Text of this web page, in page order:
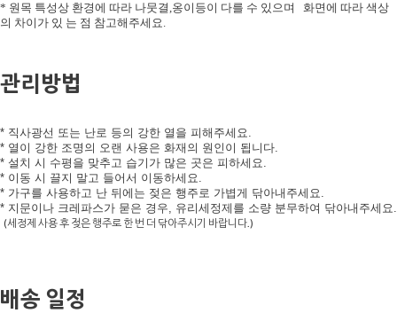
* 원목 특성상 환경에 따라 나뭇결,옹이등이 다를 수 있으며 화면에 따라 색상
의 차이가 있 는 점 참고해주세요.
관리방법
* 직사광선 또는 난로 등의 강한 열을 피해주세요.
* 열이 강한 조명의 오랜 사용은 화재의 원인이 됩니다.
* 설치 시 수평을 맞추고 습기가 많은 곳은 피하세요.
* 이동 시 끌지 말고 들어서 이동하세요.
* 가구를 사용하고 난 뒤에는 젖은 행주로 가볍게 닦아내주세요.
* 지문이나 크레파스가 묻은 경우, 유리세정제를 소량 분무하여 닦아내주세요.
(세정제 사용 후 젖은 행주로 한 번 더 닦아주시기 바랍니다.)
배송 일정